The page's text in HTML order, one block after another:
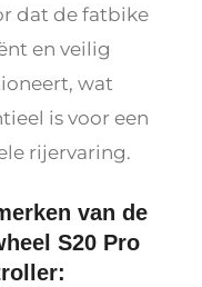
dat de fatbike
en veilig
wat
is voor een
rijervaring.
van de
S20 Pro